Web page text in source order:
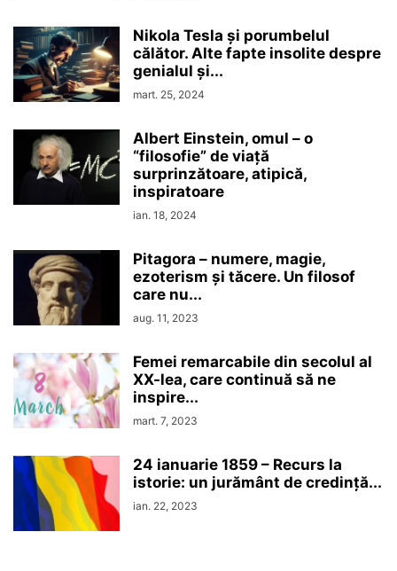
Nikola Tesla şi porumbelul
călător. Alte fapte insolite despre
genialul şi...
mart. 25, 2024
Albert Einstein, omul – o
“filosofie” de viaţă
surprinzătoare, atipică,
inspiratoare
ian. 18, 2024
Pitagora – numere, magie,
ezoterism şi tăcere. Un filosof
care nu...
aug. 11, 2023
Femei remarcabile din secolul al
XX-lea, care continuă să ne
inspire...
mart. 7, 2023
24 ianuarie 1859 – Recurs la
istorie: un jurământ de credinţă...
ian. 22, 2023